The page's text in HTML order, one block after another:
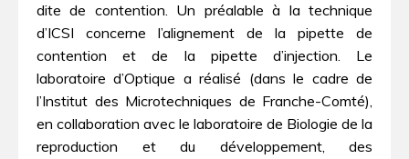
dite de contention. Un préalable à la technique
d’ICSI concerne l’alignement de la pipette de
contention et de la pipette d’injection. Le
laboratoire d’Optique a réalisé (dans le cadre de
l’Institut des Microtechniques de Franche-Comté),
en collaboration avec le laboratoire de Biologie de la
reproduction et du développement, des